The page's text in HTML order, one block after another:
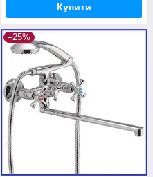
Купити
–25%